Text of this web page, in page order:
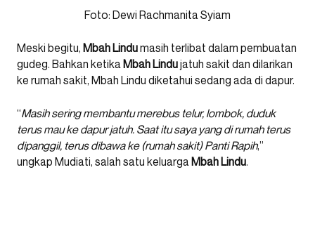
Foto: Dewi Rachmanita Syiam
Meski begitu, MbahLindumasih terlibat dalam pembuatan
gudeg. Bahkan ketika MbahLindujatuh sakit dan dilarikan
ke rumah sakit, Mbah Lindu diketahui sedang ada di dapur.
“Masih sering membantu merebus telur, lombok, duduk
terus mau ke dapur jatuh. Saat itu saya yang di rumah terus
dipanggil, terus dibawa ke (rumah sakit) Panti Rapih,”
ungkap Mudiati, salah satu keluarga MbahLindu.